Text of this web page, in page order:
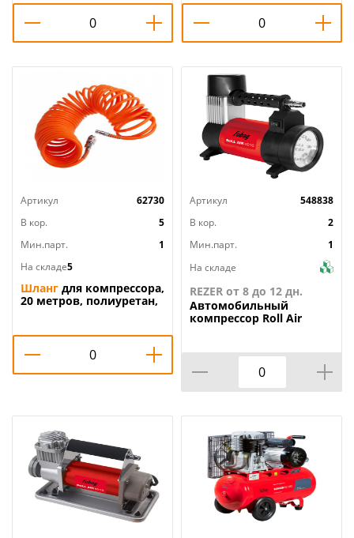
Артикул
62730
В кор.
5
Мин.парт.
1
На складе5
Шланг для компрессора,
20 метров, полиуретан,
Артикул
548838
В кор.
2
Мин.парт.
1
На складе
REZER от 8 до 12 дн.
Автомобильный
компрессор Roll Air